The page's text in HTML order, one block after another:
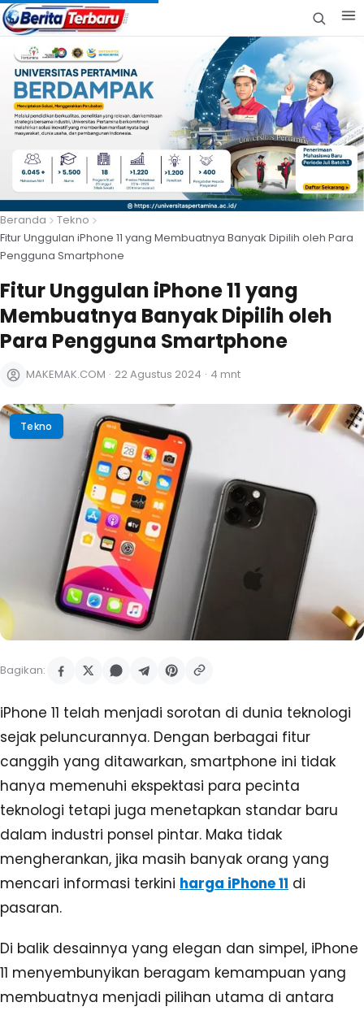
Beranda
Tekno
Fitur Unggulan iPhone 11 yang Membuatnya Banyak Dipilih oleh Para
Pengguna Smartphone
Fitur Unggulan iPhone 11 yang
Membuatnya Banyak Dipilih oleh
Para Pengguna Smartphone
MAKEMAK.COM · 22 Agustus 2024 · 4 mnt
Tekno
Bagikan:
iPhone 11 telah menjadi sorotan di dunia teknologi
sejak peluncurannya. Dengan berbagai fitur
canggih yang ditawarkan, smartphone ini tidak
hanya memenuhi ekspektasi para pecinta
teknologi tetapi juga menetapkan standar baru
dalam industri ponsel pintar. Maka tidak
mengherankan, jika masih banyak orang yang
mencari informasi terkini harga iPhone 11 di
pasaran.
Di balik desainnya yang elegan dan simpel, iPhone
11 menyembunyikan beragam kemampuan yang
membuatnya menjadi pilihan utama di antara